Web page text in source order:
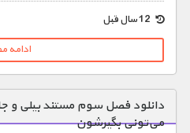
ادامه
دانلود فصل سوم مستند بیلی و
می‌تونی بگیرشون